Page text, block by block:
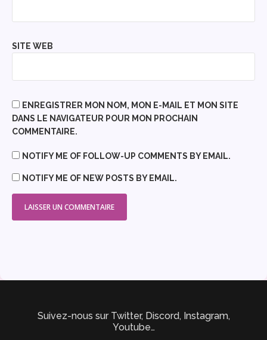
SITE WEB
ENREGISTRER MON NOM, MON E-MAIL ET MON SITE
DANS LE NAVIGATEUR POUR MON PROCHAIN
COMMENTAIRE.
NOTIFY ME OF FOLLOW-UP COMMENTS BY EMAIL.
NOTIFY ME OF NEW POSTS BY EMAIL.
Suivez-nous sur Twitter, Discord, Instagram,
Youtube…